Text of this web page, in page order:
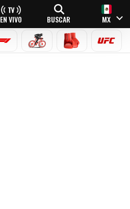
EN VIVO BUSCAR MX
FÓRMULA 1CICLISMOBOXEO UFC